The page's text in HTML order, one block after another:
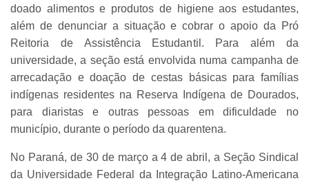
doado alimentos e produtos de higiene aos estudantes,
além de denunciar a situação e cobrar o apoio da Pró
Reitoria de Assistência Estudantil. Para além da
universidade, a seção está envolvida numa campanha de
arrecadação e doação de cestas básicas para famílias
indígenas residentes na Reserva Indígena de Dourados,
para diaristas e outras pessoas em dificuldade no
município, durante o período da quarentena.
No Paraná, de 30 de março a 4 de abril, a Seção Sindical
da Universidade Federal da Integração Latino-Americana